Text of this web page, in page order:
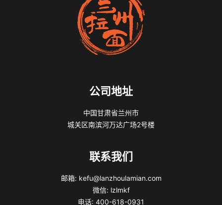
公司地址
中国甘肃省兰州市
城关区南滨河万达广场2号楼
联系我们
邮箱: kefu@lanzhoulamian.com
微信: lzlmkf
电话: 400-618-0931